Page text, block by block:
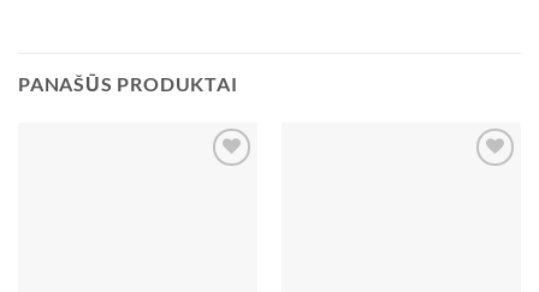
PANAŠŪS PRODUKTAI